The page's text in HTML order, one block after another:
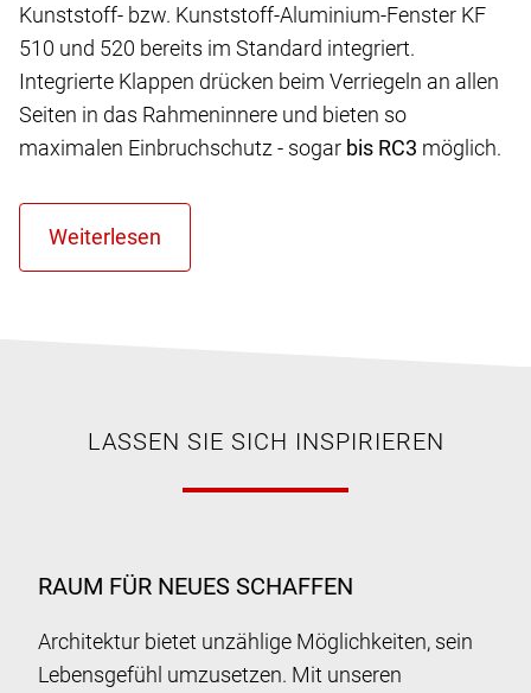
Kunststoff- bzw. Kunststoff-Aluminium-Fenster KF
510 und 520 bereits im Standard integriert.
Integrierte Klappen drücken beim Verriegeln an allen
Seiten in das Rahmeninnere und bieten so
maximalen Einbruchschutz - sogar bis RC3 möglich.
LASSEN SIE SICH INSPIRIEREN
RAUM FÜR NEUES SCHAFFEN
Architektur bietet unzählige Möglichkeiten, sein
Lebensgefühl umzusetzen. Mit unseren